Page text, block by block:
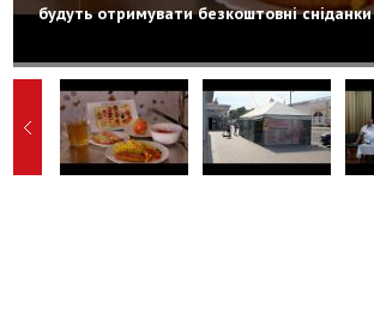
будуть отримувати безкоштовні сніданки